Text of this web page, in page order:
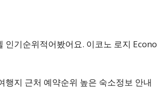
인기순위적어봤어요. 이코노 로지 Econo
행지 근처 예약순위 높은 숙소정보 안내